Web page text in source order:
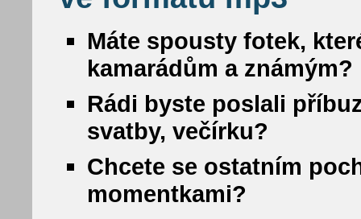
Máte spousty fotek,
kamarádům a známým?
Rádi byste poslali
svatby, večírku?
Chcete se ostatním
momentkami?